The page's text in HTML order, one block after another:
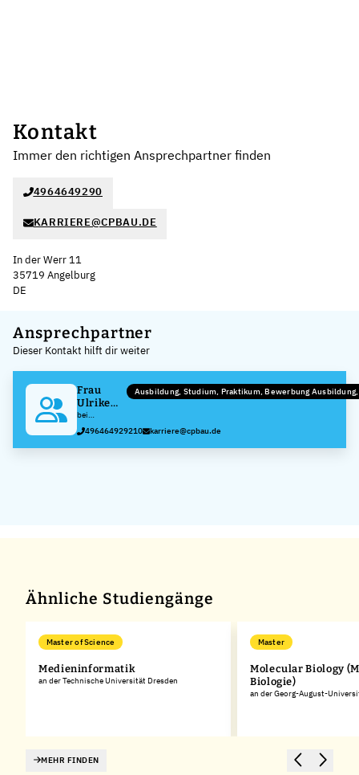
Kontakt
Immer den richtigen Ansprechpartner finden
4964649290
KARRIERE@CPBAU.DE
In der Werr 11
35719 Angelburg
DE
+
−
Ansprechpartner
Dieser Kontakt hilft dir weiter
Frau
Ulrike
Bonacker
bei
Christmann
& Pfeifer
Construction
Ausbildung, Studium, Praktikum, Bewerbung
496464929210 karriere@cpbau.de
Ähnliche Studiengänge
Master of Science
Medieninformatik
an der Technische Universität Dresden
Master
Molecular Biology
Biologie)
an der Georg-August-
MEHR FINDEN